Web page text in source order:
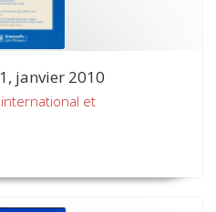
janvier 2010
et